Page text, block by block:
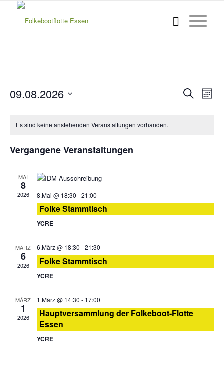
Suche
Monat
09.08.2026
Es sind keine anstehenden Veranstaltungen vorhanden.
Vergangene Veranstaltungen
MAI
8
2026 8.Mai @ 18:30 -21:00
Folke Stammtisch
YCRE
MÄRZ
6
2026
6.März @ 18:30 -21:30
Folke Stammtisch
YCRE
MÄRZ
1
2026
1.März @ 14:30 - 17:00
Hauptversammlung der Folkeboot-Flotte
Essen
YCRE